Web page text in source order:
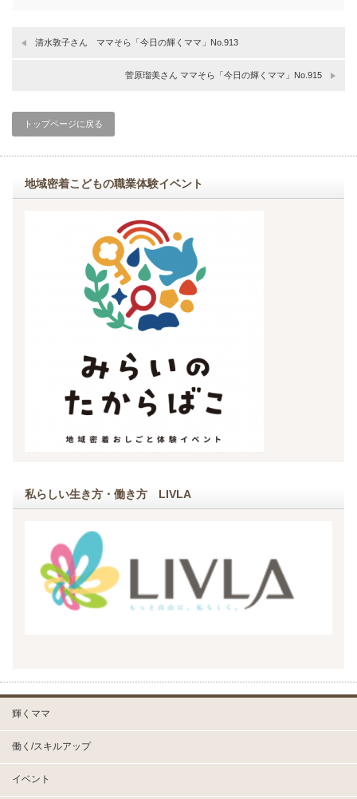
清水敦子さん ママそら「今日の輝くママ」No.913
菅原瑠美さん ママそら「今日の輝くママ」No.915
トップページに戻る
地域密着こどもの職業体験イベント
私らしい生き方・働き方 LIVLA
輝くママ
働く/スキルアップ
イベント